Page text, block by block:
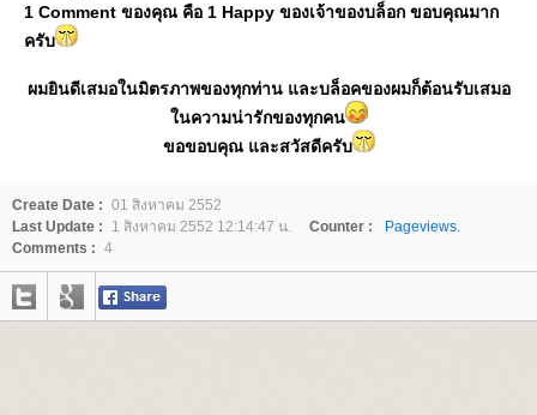
1 Comment ของคุณ คือ 1 Happy ของเจ้าของบล็อก ขอบคุณมาก
ครับ
ผมยินดีเสมอในมิตรภาพของทุกท่าน และบล็อคของผมก็ต้อนรับเสมอ
นความน่ารักของทุกคน
ขอขอบคุณ และสวัสดีครับ
Create Date : 01 สิงหาคม 2552
Last Update :
1 สิงหาคม 2552 12:14:47 น. Counter :
Pageviews.
Comments : 4